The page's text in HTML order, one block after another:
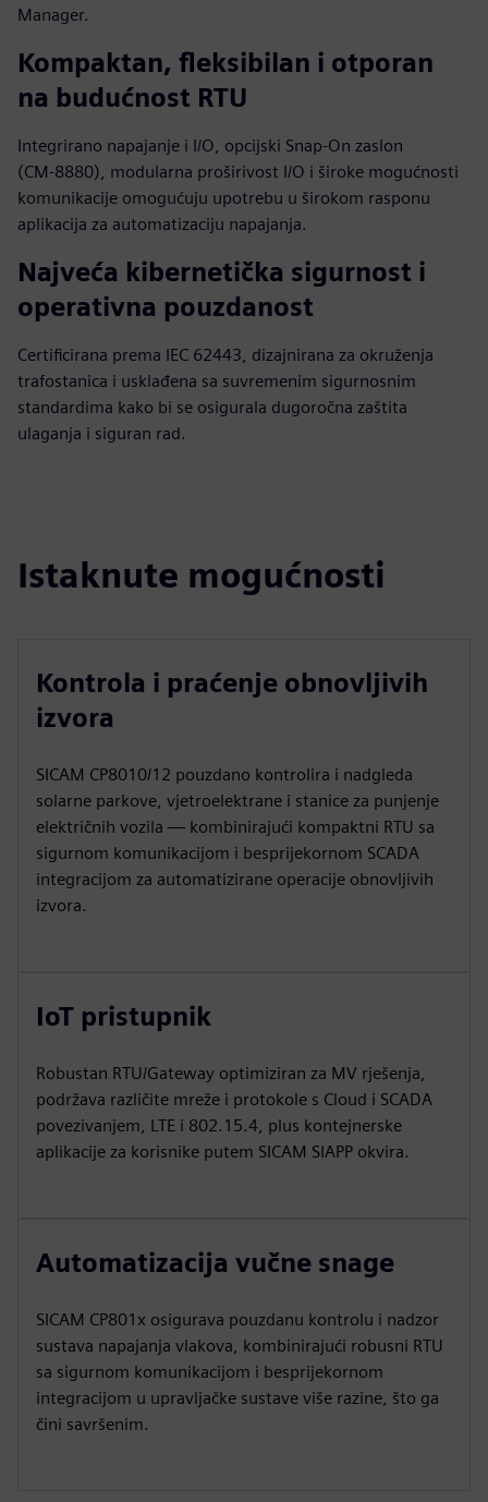
Manager.
Kompaktan, fleksibilan i otporan
na budućnost RTU
Integrirano napajanje i I/O, opcijski Snap‑On zaslon
(CM‑8880), modularna proširivost I/O i široke mogućnosti
komunikacije omogućuju upotrebu u širokom rasponu
aplikacija za automatizaciju napajanja.
Najveća kibernetička sigurnost i
operativna pouzdanost
Certificirana prema IEC 62443, dizajnirana za okruženja
trafostanica i usklađena sa suvremenim sigurnosnim
standardima kako bi se osigurala dugoročna zaštita
ulaganja i siguran rad.
Istaknute mogućnosti
Kontrola i praćenje obnovljivih
izvora
SICAM CP8010/12 pouzdano kontrolira i nadgleda
solarne parkove, vjetroelektrane i stanice za punjenje
električnih vozila — kombinirajući kompaktni RTU sa
sigurnom komunikacijom i besprijekornom SCADA
integracijom za automatizirane operacije obnovljivih
izvora.
IoT pristupnik
Robustan RTU/Gateway optimiziran za MV rješenja,
podržava različite mreže i protokole s Cloud i SCADA
povezivanjem, LTE i 802.15.4, plus kontejnerske
aplikacije za korisnike putem SICAM SIAPP okvira.
Automatizacija vučne snage
SICAM CP801x osigurava pouzdanu kontrolu i nadzor
sustava napajanja vlakova, kombinirajući robusni RTU
sa sigurnom komunikacijom i besprijekornom
integracijom u upravljačke sustave više razine, što ga
čini savršenim.